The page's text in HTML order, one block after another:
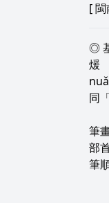
[閩
◎
煖
同
筆
部
筆